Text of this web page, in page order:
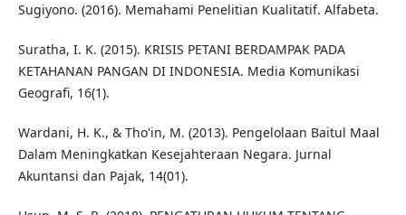
Sugiyono. (2016). Memahami Penelitian Kualitatif. Alfabeta.
Suratha, I. K. (2015). KRISIS PETANI BERDAMPAK PADA
KETAHANAN PANGAN DI INDONESIA. Media Komunikasi
Geografi, 16(1).
Wardani, H. K., & Tho'in, M. (2013). Pengelolaan Baitul Maal
Dalam Meningkatkan Kesejahteraan Negara. Jurnal
Akuntansi dan Pajak, 14(01).